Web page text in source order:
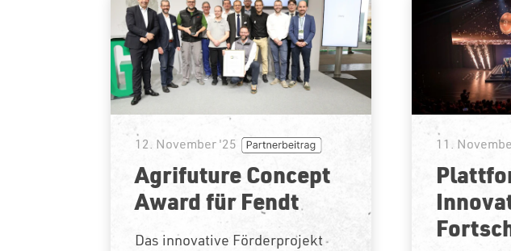
12. November '25
Agrifuture Concept
Award für Fendt
Das innovative Förderprojekt
11.